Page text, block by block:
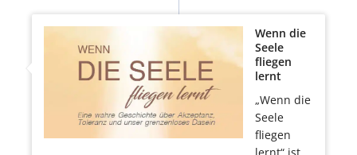
Wenn die
Seele
fliegen
lernt
„Wenn die
Seele
fliegen